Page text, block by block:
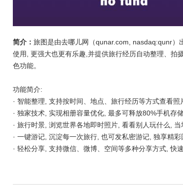
简介： 旅图是由去哪儿网（qunar.com, nasdaq:qunr）
使用, 更强大也更有乐趣,并提供旅行经历自动整理、拍
色功能。
功能简介:
· 智能整理, 支持按时间、地点、旅行经历等方式查看照
· 独家技术, 实现相册容量优化, 最多可释放80%手机存
· 旅行时景, 浏览世界各地即时照片, 看看别人玩什么,
· 一键游记, 沉淀每一次旅行, 也可发私密游记, 独享精彩
· 轻松分享, 支持微信、微博、空间等多种分享方式, 快